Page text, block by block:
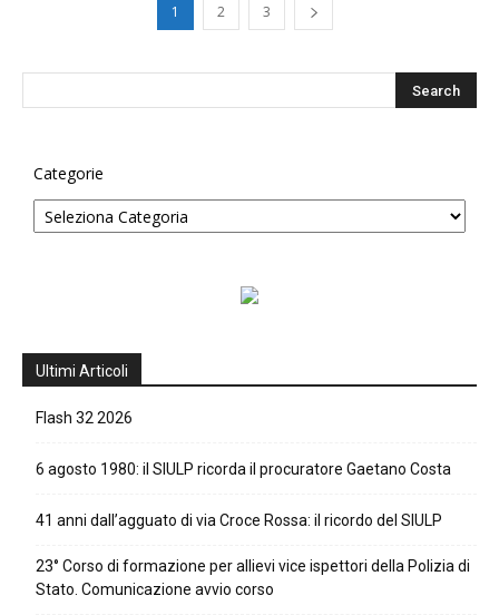
1 2 3
Categorie
Ultimi Articoli
Flash 32 2026
6 agosto 1980: il SIULP ricorda il procuratore Gaetano Costa
41 anni dall’agguato di via Croce Rossa: il ricordo del SIULP
23° Corso di formazione per allievi vice ispettori della Polizia di
Stato. Comunicazione avvio corso